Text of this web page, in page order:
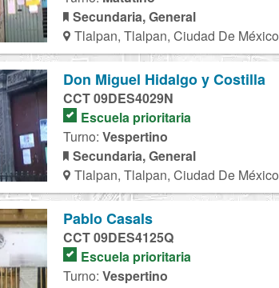
Secundaria, General
Tlalpan, Tlalpan, Ciudad De México
Don Miguel Hidalgo y Costilla
CCT 09DES4029N
Escuela prioritaria
Turno: Vespertino
Secundaria, General
Tlalpan, Tlalpan, Ciudad De México
Pablo Casals
CCT 09DES4125Q
Escuela prioritaria
Turno: Vespertino